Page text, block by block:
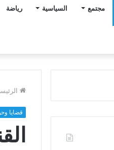
مجتمع السياسية رياضة
قضايا